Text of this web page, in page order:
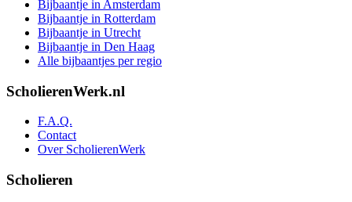
Bijbaantje in Amsterdam
Bijbaantje in Rotterdam
Bijbaantje in Utrecht
Bijbaantje in Den Haag
Alle bijbaantjes per regio
ScholierenWerk.nl
F.A.Q.
Contact
Over ScholierenWerk
Scholieren